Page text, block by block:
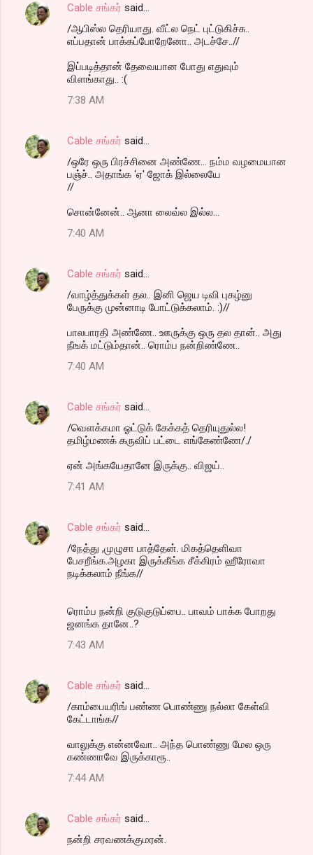
Cable சங்கர் said…
/ஆபிஸ்ல தெரியாது. வீட்ல நெட் புட்டுகிச்சு..
எப்பதான் பாக்கப்போறேனோ.. அடச்சே..//
இப்படித்தான் தேவையான போது எதுவும்
விளங்காது.. :(
7:38 AM
Cable சங்கர் said…
/ஒரே ஒரு பிரச்சினை அண்ணே... நம்ம வழமையான
பஞ்ச்.. அதாங்க ‘ஏ' ஜோக் இல்லையே
//
சொன்னேன்.. ஆனா லைவ்ல இல்ல...
7:40 AM
Cable சங்கர் said…
/வாழ்த்துக்கள் தல.. இனி ஜெய டிவி புகழ்னு
பேருக்கு முன்னாடி போட்டுக்கலாம். :)//
பாலபாரதி அண்ணே.. ஊருக்கு ஒரு தல தான்.. அது
நீஙக் மட்டும்தான்.. ரொம்ப நன்றிண்ணே..
7:40 AM
Cable சங்கர் said…
/வெளக்கமா ஓட்டுக் கேக்கத் தெரியுதுல்ல!
தமிழ்மணக் கருவிப் பட்டை எங்கேண்ணே/./
ஏன் அங்கயேதானே இருக்கு.. விஜய்..
7:41 AM
Cable சங்கர் said…
/நேத்து ,முழுசா பாத்தேன். மிகத்தெளிவா
பேசறீங்க.அழகா இருக்கீங்க சீக்கிரம் ஹீரோவா
நடிக்கலாம் நீங்க//
ரொம்ப நன்றி குடுகுடுப்பை.. பாவம் பாக்க போறது
ஜனங்க தானே..?
7:43 AM
Cable சங்கர் said…
/காம்பையரிங் பண்ண பொண்ணு நல்லா கேள்வி
கேட்டாங்க//
வாலுக்கு என்னவோ.. அந்த பொண்ணு மேல ஒரு
கண்ணாவே இருக்காரூ..
7:44 AM
Cable சங்கர் said…
நன்றி சரவணக்குமரன்.